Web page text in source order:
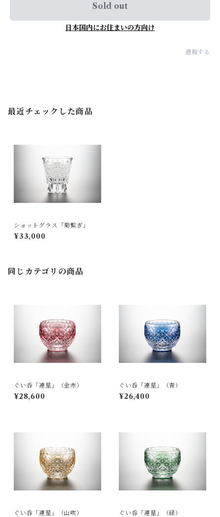
Sold out
日本国内にお住まいの方向け
通報する
最近チェックした商品
ショットグラス「菊繋ぎ」
¥33,000
同じカテゴリの商品
ぐい呑「連星」（金赤）
¥28,600
ぐい呑「連星」（青）
¥26,400
ぐい呑「連星」（山吹） ぐい呑「連星」（緑）